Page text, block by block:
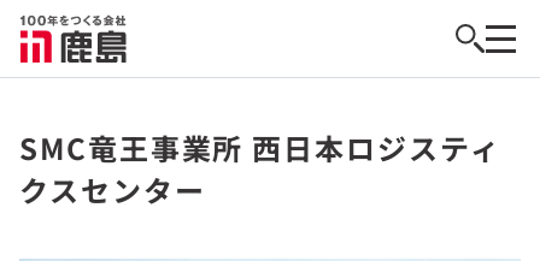
SMC竜王事業所 西日本ロジスティ
クスセンター